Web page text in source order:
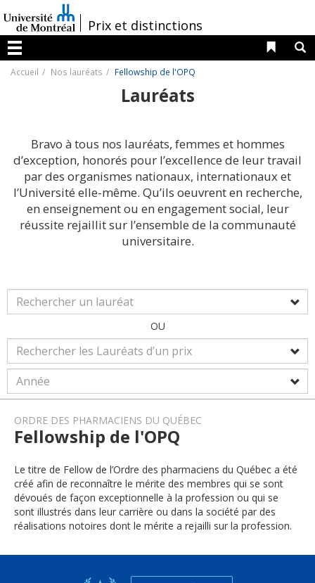
au
contenu
/Prix et distinctions
Menu
Liens
Accueil Nos lauréats Fellowship de l'OPQ
Lauréats
Bravo à tous nos lauréats, femmes et hommes
d’exception, honorés pour l’excellence de leur travail
par des organismes nationaux, internationaux et
l’Université elle-même. Qu’ils oeuvrent en recherche,
en enseignement ou en engagement social, leur
réussite rejaillit sur l’ensemble de la communauté
universitaire.
OU
ORDRE DES PHARMACIENS DU QUÉBEC
Fellowship de l'OPQ
Le titre de Fellow de l’Ordre des pharmaciens du Québec a été
créé afin de reconnaître le mérite des membres qui se sont
dévoués de façon exceptionnelle à la profession ou qui se
sont illustrés dans leur carrière ou dans la société par des
réalisations notoires dont le mérite a rejailli sur la profession.